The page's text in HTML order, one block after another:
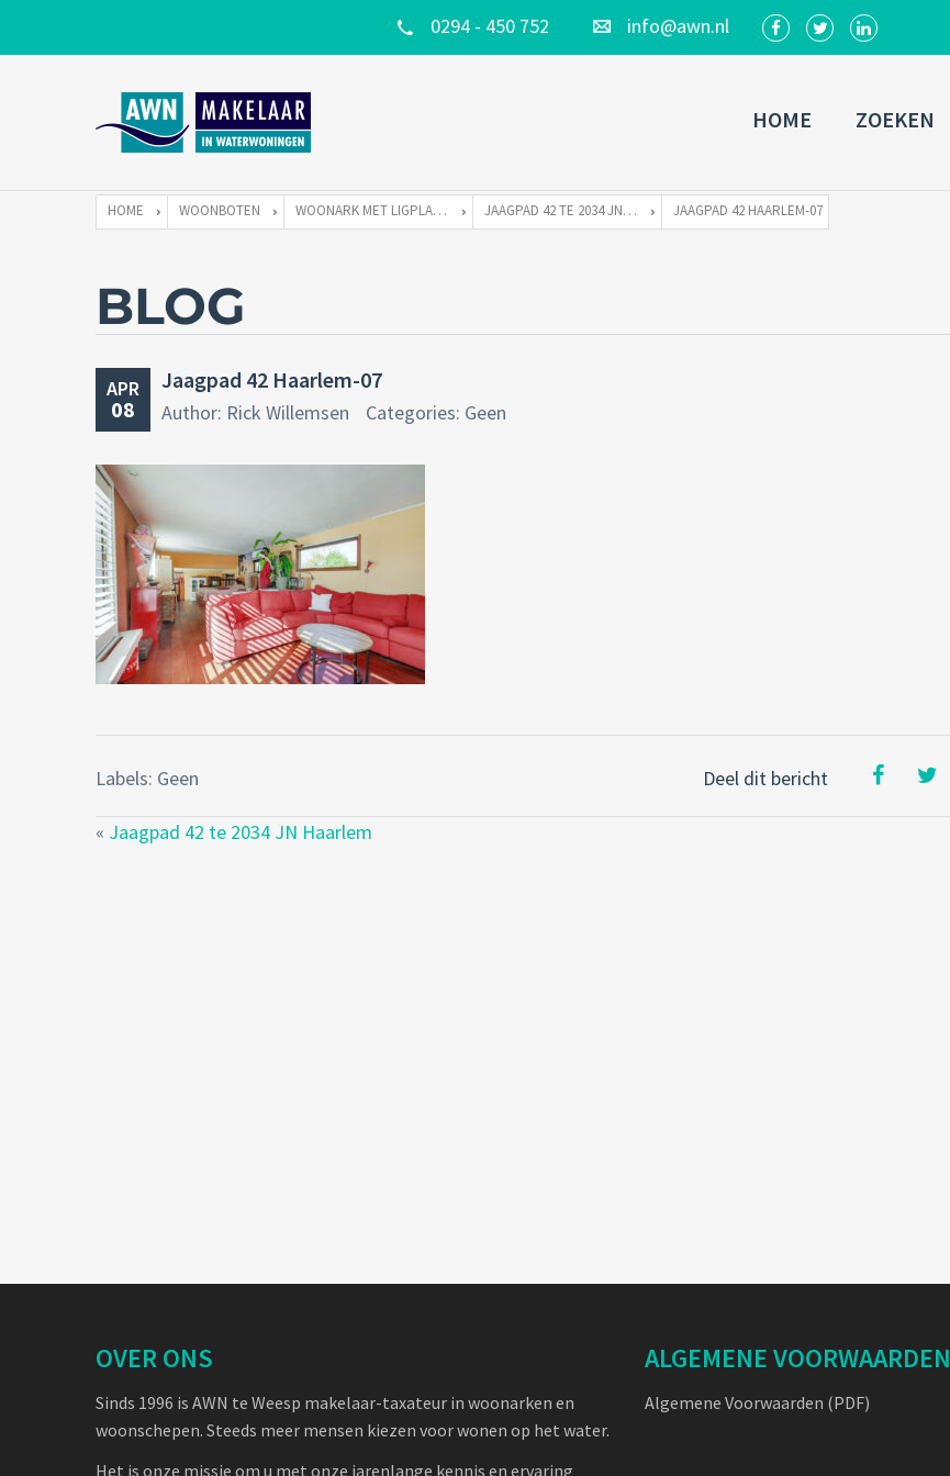
0294 - 450 752 info@awn.nl
HOME ZOEKEN
HOME WOONBOTEN WOONARK MET LIGPLAATS JAAGPAD 42 TE 2034 JN HAARLEM JAAGPAD 42 HAARLEM-07
BLOG
APR
08
Jaagpad 42 Haarlem-07
Author: Rick Willemsen Categories: Geen
Deel dit bericht
Labels: Geen
« Jaagpad 42 te 2034 JN Haarlem
OVER ONS
Sinds 1996 is AWN te Weesp makelaar-taxateur in woonarken en
woonschepen. Steeds meer mensen kiezen voor wonen op het water.
Het is onze missie om u met onze jarenlange kennis en ervaring
ALGEMENE VOORWAARDEN
Algemene Voorwaarden (PDF)